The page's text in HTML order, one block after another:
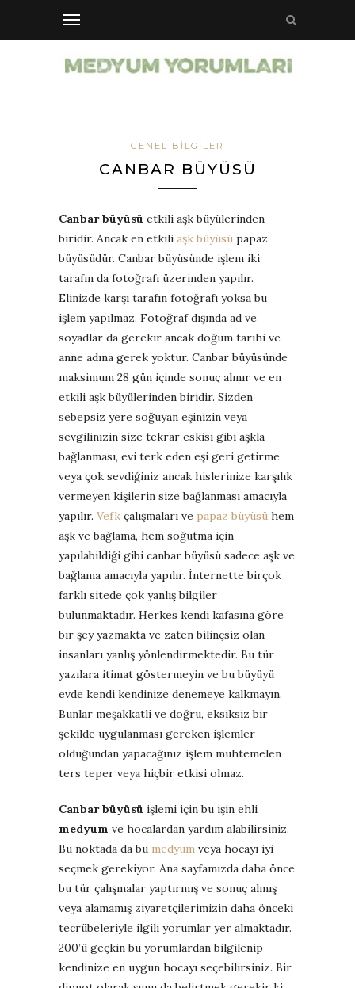
GENEL BILGILER
CANBAR BÜYÜSÜ
Canbar büyüsü etkili aşk büyülerinden
biridir. Ancak en etkili aşk büyüsü papaz
büyüsüdür. Canbar büyüsünde işlem iki
tarafın da fotoğrafı üzerinden yapılır.
Elinizde karşı tarafın fotoğrafı yoksa bu
işlem yapılmaz. Fotoğraf dışında ad ve
soyadlar da gerekir ancak doğum tarihi ve
anne adına gerek yoktur. Canbar büyüsünde
maksimum 28 gün içinde sonuç alınır ve en
etkili aşk büyülerinden biridir. Sizden
sebepsiz yere soğuyan eşinizin veya
sevgilinizin size tekrar eskisi gibi aşkla
bağlanması, evi terk eden eşi geri getirme
veya çok sevdiğiniz ancak hislerinize karşılık
vermeyen kişilerin size bağlanması amacıyla
yapılır. Vefk çalışmaları ve papaz büyüsü hem
aşk ve bağlama, hem soğutma için
yapılabildiği gibi canbar büyüsü sadece aşk ve
bağlama amacıyla yapılır. İnternette birçok
farklı sitede çok yanlış bilgiler
bulunmaktadır. Herkes kendi kafasına göre
bir şey yazmakta ve zaten bilinçsiz olan
insanları yanlış yönlendirmektedir. Bu tür
yazılara itimat göstermeyin ve bu büyüyü
evde kendi kendinize denemeye kalkmayın.
Bunlar meşakkatli ve doğru, eksiksiz bir
şekilde uygulanması gereken işlemler
olduğundan yapacağınız işlem muhtemelen
ters teper veya hiçbir etkisi olmaz.
Canbar büyüsü işlemi için bu işin ehli
medyum ve hocalardan yardım alabilirsiniz.
Bu noktada da bu medyum veya hocayı iyi
seçmek gerekiyor. Ana sayfamızda daha önce
bu tür çalışmalar yaptırmış ve sonuç almış
veya alamamış ziyaretçilerimizin daha önceki
tecrübeleriyle ilgili yorumlar yer almaktadır.
200’ü geçkin bu yorumlardan bilgilenip
kendinize en uygun hocayı seçebilirsiniz. Bir